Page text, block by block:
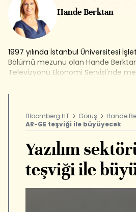
Hande Berktan
1997 yılında İstanbul Üniversitesi
Bölümü mezunu olan Hande
Televizyonu Ekonomi Servisi'nde
kuruluş kadrosunda yer aldığı
Varlık Yönetimi ve Kripto Para
yapmaktadır.
Bloomberg HT Görüş Hande
AR-GE teşviği ile büyüyecek
Yazılım
teşviği ile